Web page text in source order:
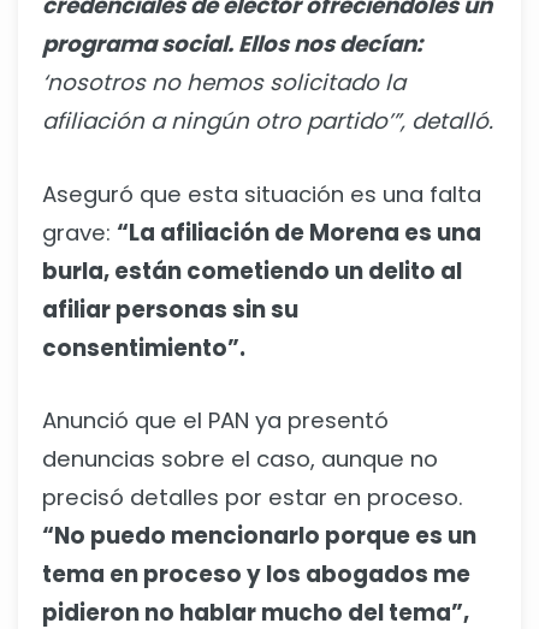
programa social. Ellos nos decían:
‘nosotros no hemos solicitado la
afiliación a ningún otro partido’”, detalló.
Aseguró que esta situación es una falta
grave: “La afiliación de Morena es una
burla, están cometiendo un delito al
afiliar personas sin su
consentimiento”.
Anunció que el PAN ya presentó
denuncias sobre el caso, aunque no
precisó detalles por estar en proceso.
“No puedo mencionarlo porque es un
tema en proceso y los abogados me
pidieron no hablar mucho del tema”,